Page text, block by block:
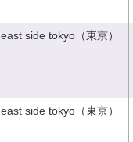
east side tokyo（東京）
east side tokyo（東京）